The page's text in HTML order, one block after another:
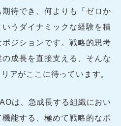
待でき、何よりも「ゼロか
うダイナミックな経験を積
ジションです。戦略的思考
成長を直接支える、そんな
アがここに待っています。
は、急成長する組織におい
能する、極めて戦略的なポ